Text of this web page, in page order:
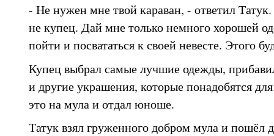
- Не нужен мне твой караван, - ответил
не купец. Дай мне только немного хорошей
пойти и посвататься к своей невесте. Этого
Купец выбрал самые лучшие одежды,
и другие украшения, которые понадобятся
это на мула и отдал юноше.
Татук взял груженного добром мула и пошёл